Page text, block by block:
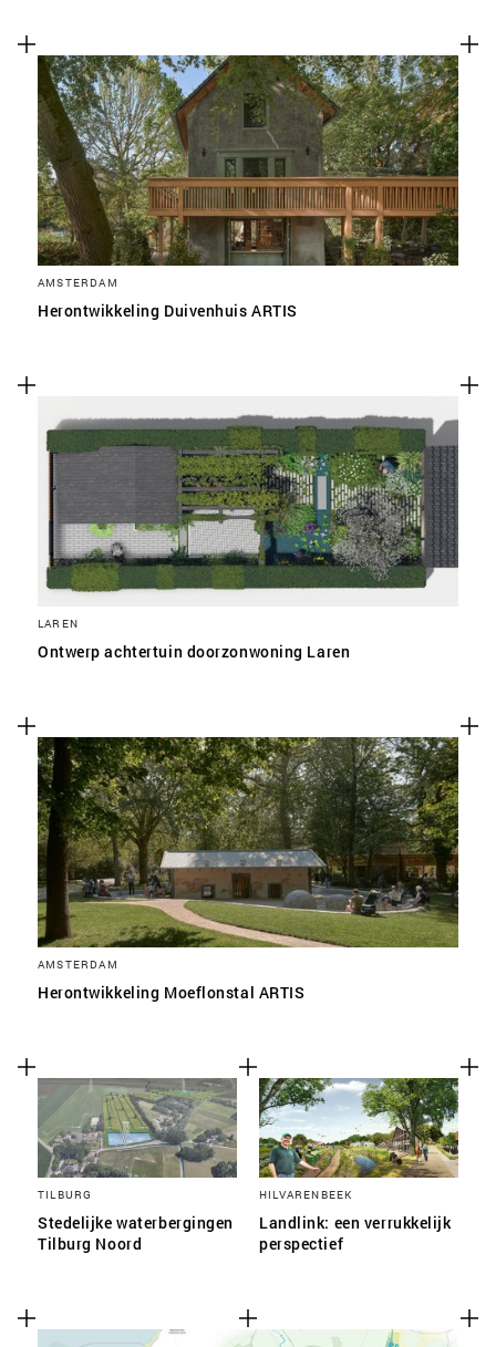
AMSTERDAM
Herontwikkeling Duivenhuis ARTIS
LAREN
Ontwerp achtertuin doorzonwoning Laren
AMSTERDAM
Herontwikkeling Moeflonstal ARTIS
TILBURG
Stedelijke waterbergingen
Tilburg Noord
HILVARENBEEK
Landlink: een verrukkelijk
perspectief